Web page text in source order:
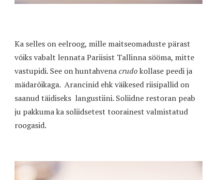
Ka selles on eelroog, mille maitseomaduste pärast
võiks vabalt lennata Pariisist Tallinna sööma, mitte
vastupidi. See on huntahvenacrudokollase peedi ja
mädarõikaga. Arancinid ehk väikesed riisipallid on
saanud täidiseks langustiini. Soliidne restoran peab
ju pakkuma ka soliidsetest toorainest valmistatud
roogasid.